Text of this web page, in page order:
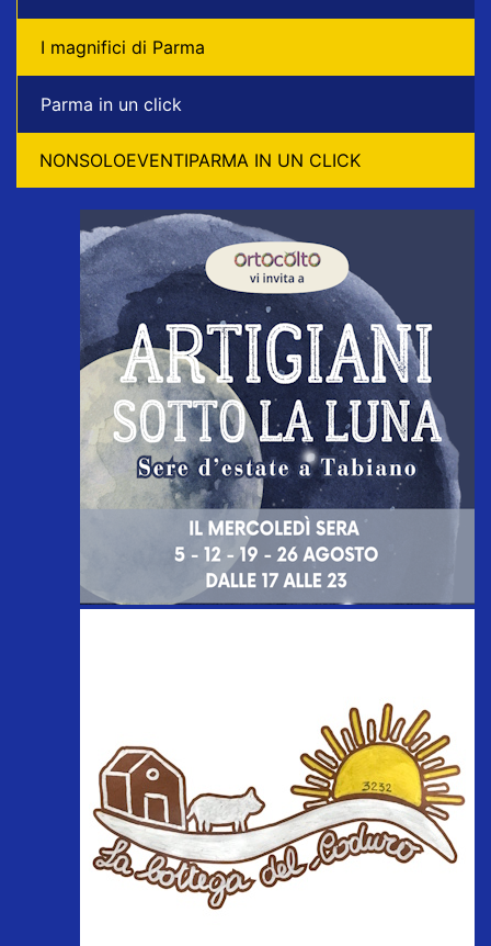
I magnifici di Parma
Parma in un click
NONSOLOEVENTIPARMA IN UN CLICK